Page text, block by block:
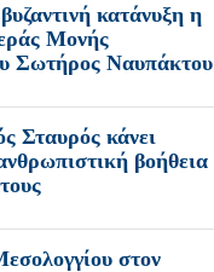
κατάνυξη η
Μονής
Σωτήρος Ναυπάκτου
Σταυρός κάνει
βοήθεια
στον